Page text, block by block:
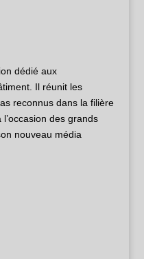
dédié aux
Il réunit les
reconnus dans la filière
des grands
nouveau média